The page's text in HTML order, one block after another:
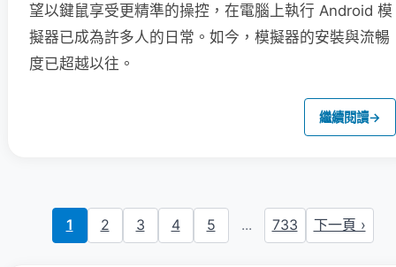
望以鍵鼠享受更精準的操控，在電腦上執行 Android 模
擬器已成為許多人的日常。如今，模擬器的安裝與流暢
度已超越以往。
繼續閱讀→
1 2 3 4 5 ... 733 下一頁 ›